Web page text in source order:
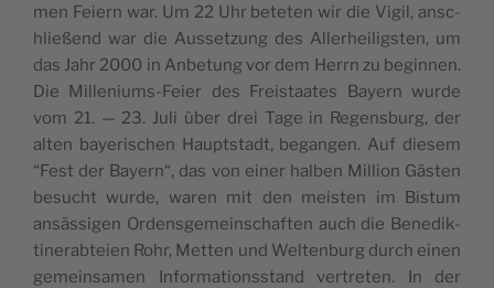
men Fei­ern war. Um 22 Uhr bete­ten wir die Vigil, ansc­
hli­e­ßend war die Aus­set­zung des Aller­he­i­lig­s­ten, um
das Jahr 2000 in Anbe­tung vor dem Herrn zu begin­nen.
Die Mil­le­ni­ums-Fei­er des Fre­i­s­ta­a­tes Bayern wur­de
vom 21. — 23. Juli über drei Tage in Regen­s­burg, der
alten baye­ri­sc­hen Hau­pt­s­tadt, began­gen. Auf die­sem
“Fest der Bayern“, das von einer hal­ben Mil­li­on Gäs­ten
besuc­ht wur­de, waren mit den mei­s­ten im Bis­tum
ansäs­si­gen Orden­s­ge­me­in­sc­ha­f­ten auch die Bene­dik­
ti­ne­rab­te­i­en Rohr, Met­ten und Wel­ten­burg durch einen
geme­in­sa­men Infor­ma­ti­ons­s­tand ver­tre­ten. In der